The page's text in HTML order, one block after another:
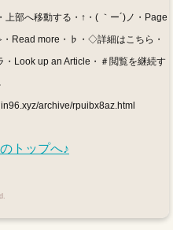
部へ移動する・↑・( ｀ー´)ノ・Page
Read more・♭・◇詳細はこちら・
・Look up an Article・＃閲覧を継続す
archive/rpuibx8az.html
トップへ♪